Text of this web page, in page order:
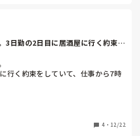
3日勤の2日目に居酒屋に行く約束を
行く約束をしていて、仕事から7時
が、彼は遊びに出かけて家にいませ
に行ったのですが、こっちは仕事で
日も日勤でイライラしてしまい、彼
に私は「明日も日勤や！」「急変も
4 ・ 12/22